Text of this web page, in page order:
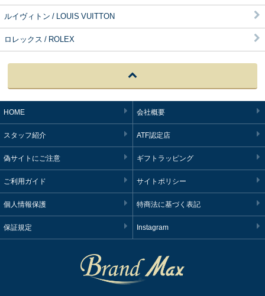
ルイヴィトン / LOUIS VUITTON
ロレックス / ROLEX
HOME 会社概要
スタッフ紹介 ATF認定店
偽サイトにご注意 ギフトラッピング
ご利用ガイド サイトポリシー
個人情報保護 特商法に基づく表記
保証規定 Instagram